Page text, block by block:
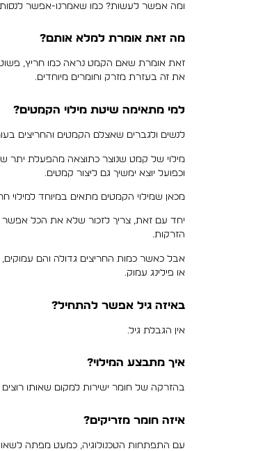
ומה אפשר לעשות? כמו שאמרנו-אפשר
מה זאת אומרת למלא אותם?
זאת אומרת שאם הקמט נראה כמו חריץ, פשוט
את זה בעזרת מזרק וחומרים מיוחדים.
למי מתאימה שיטת מילוי הקמטים?
לנשים ולגברים שאצלם הקמטים והחריצים
מילוי של קמט שנוצר כתוצאה מהפעלת יתר
וכפועל יוצא ימשיך גם ליצור קמטים.
מכאן שמילוי הקמטים מתאים במיוחד למילוי
יחד עם זאת, צריך לזכור שלא את הכל
הזרקות.
אבל כאשר כמות החריצים גדולה והם
או פילינג עמוק.
באיזה גיל אפשר להתחיל?
אין הגבלת גיל.
איך מתבצע המילוי?
בהזרקה של חומר ישירות למקום שאותו
איזה חומר מזריקים?
עם התפתחות הטכנולוגיה, כמעט מפתה